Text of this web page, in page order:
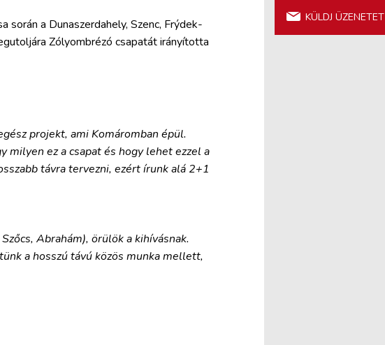
során a Dunaszerdahely, Szenc, Frýdek-
Zólyombrézó csapatát irányította
projekt, ami Komáromban épül.
ez a csapat és hogy lehet ezzel a
távra tervezni, ezért írunk alá 2+1
Abrahám), örülök a kihívásnak.
a hosszú távú közös munka mellett,
KÜLDJ ÜZENETET